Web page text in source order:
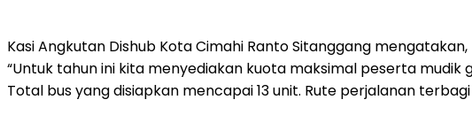
Kasi Angkutan Dishub Kota Cimahi Ranto Sitanggang
“Untuk tahun ini kita menyediakan kuota maksimal peserta
Total bus yang disiapkan mencapai 13 unit. Rute perjalanan